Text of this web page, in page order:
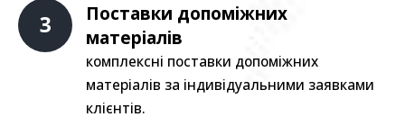
3
Поставки допоміжних
матеріалів
комплексні поставки допоміжних
матеріалів за індивідуальними заявками
клієнтів.